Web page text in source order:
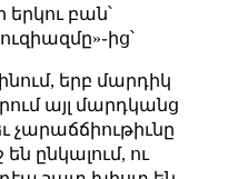
երկու բան՝
երբ մարդիկ
այլ մարդկանց
չարաճճիութիւնը
ընկալում, ու